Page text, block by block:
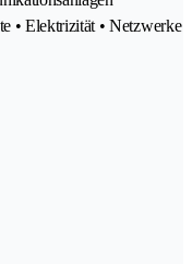
• Elektrizität • Netzwerke